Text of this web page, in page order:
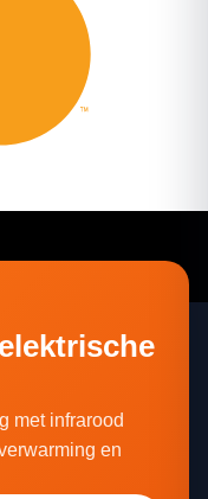
met infrarood
en